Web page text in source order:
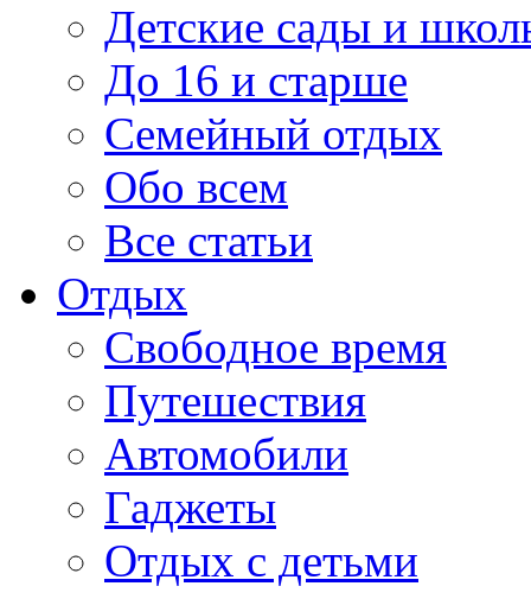
Детские сады и
До 16 и старше
Семейный отдых
Обо всем
Все статьи
Отдых
Свободное время
Путешествия
Автомобили
Гаджеты
Отдых с детьми